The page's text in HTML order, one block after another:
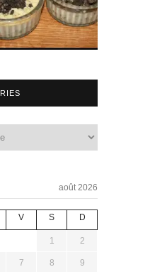
août 2026
V S D
1 2
7 8 9